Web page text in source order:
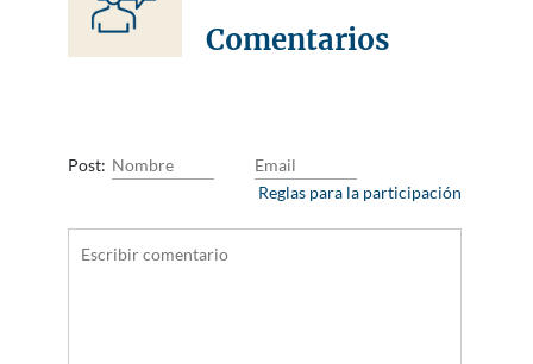
Comentarios
Post:
Reglas para la participación